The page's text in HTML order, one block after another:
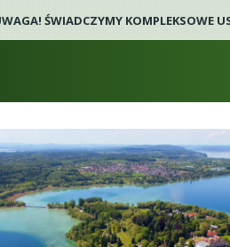
ŚWIADCZYMY KOMPLEKSOWE